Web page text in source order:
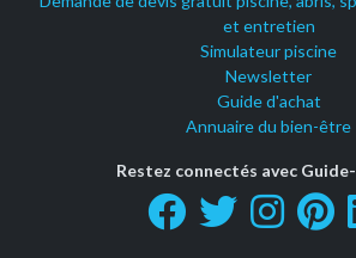
et entretien
Simulateur piscine
Newsletter
Guide d'achat
Annuaire du bien-être
Restez connectés avec